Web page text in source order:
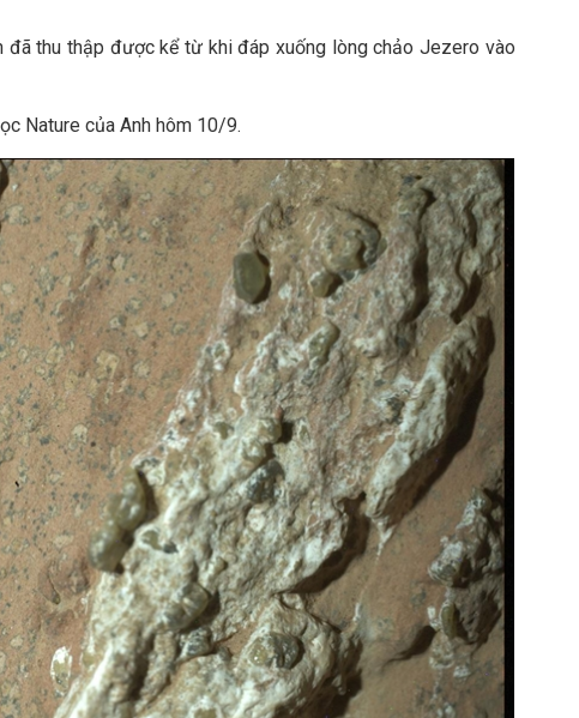
đã thu thập được kể từ khi đáp xuống lòng chảo Jezero vào
Nature của Anh hôm 10/9.